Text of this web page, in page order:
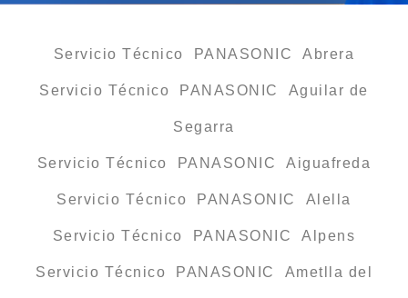
Servicio Técnico PANASONIC Abrera
Servicio Técnico PANASONIC Aguilar de
Segarra
Servicio Técnico PANASONIC Aiguafreda
Servicio Técnico PANASONIC Alella
Servicio Técnico PANASONIC Alpens
Servicio Técnico PANASONIC Ametlla del